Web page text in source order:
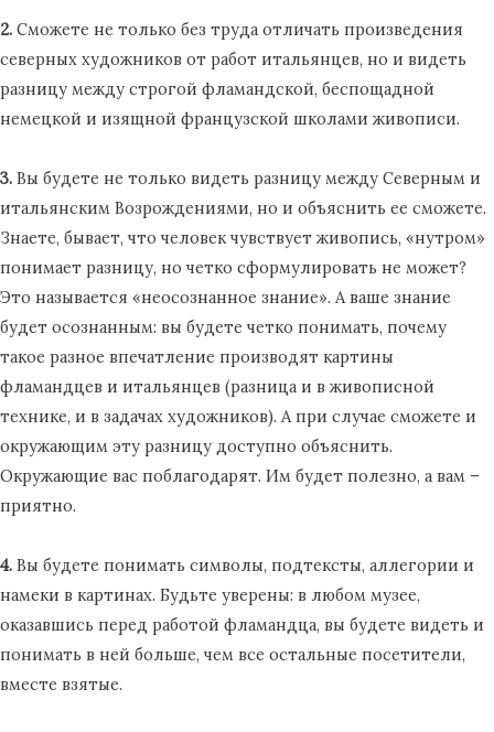
2. Сможете не только без труда отличать произведения
северных художников от работ итальянцев, но и видеть
разницу между строгой фламандской, беспощадной
немецкой и изящной французской школами живописи.
3. Вы будете не только видеть разницу между Северным и
итальянским Возрождениями, но и объяснить ее сможете.
Знаете, бывает, что человек чувствует живопись, «нутром»
понимает разницу, но четко сформулировать не может?
Это называется «неосознанное знание». А ваше знание
будет осознанным: вы будете четко понимать, почему
такое разное впечатление производят картины
фламандцев и итальянцев (разница и в живописной
технике, и в задачах художников). А при случае сможете и
окружающим эту разницу доступно объяснить.
Окружающие вас поблагодарят. Им будет полезно, а вам –
приятно.
4. Вы будете понимать символы, подтексты, аллегории и
намеки в картинах. Будьте уверены: в любом музее,
оказавшись перед работой фламандца, вы будете видеть и
понимать в ней больше, чем все остальные посетители,
вместе взятые.